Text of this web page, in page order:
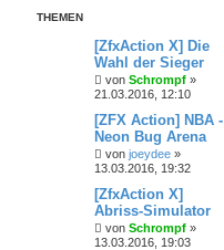
THEMEN
[ZfxAction X] Die
Wahl der Sieger
von Schrompf »
21.03.2016, 12:10
[ZFX Action] NBA -
Neon Bug Arena
von joeydee »
13.03.2016, 19:32
[ZfxAction X]
Abriss-Simulator
von Schrompf »
13.03.2016, 19:03